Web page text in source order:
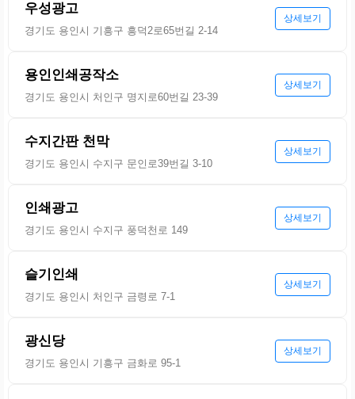
우성광고
경기도 용인시 기흥구 흥덕2로65번길 2-14
상세보기
용인인쇄공작소
경기도 용인시 처인구 명지로60번길 23-39
상세보기
수지간판 천막
경기도 용인시 수지구 문인로39번길 3-10
상세보기
인쇄광고
경기도 용인시 수지구 풍덕천로 149
상세보기
슬기인쇄
경기도 용인시 처인구 금령로 7-1
상세보기
광신당
경기도 용인시 기흥구 금화로 95-1
상세보기